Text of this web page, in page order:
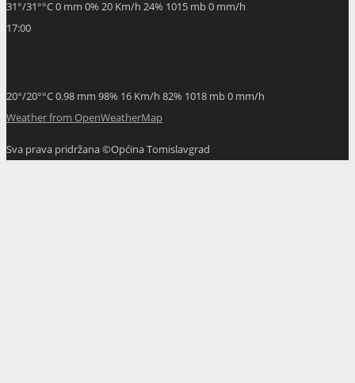
31°/31°°C0 mm 0% 20 Km/h 24% 1015 mb0 mm/h
17:00
20°/20°°C0.98 mm 98% 16 Km/h 82% 1018 mb0 mm/h
Weather from OpenWeatherMap
Sva prava pridržana ©Općina Tomislavgrad